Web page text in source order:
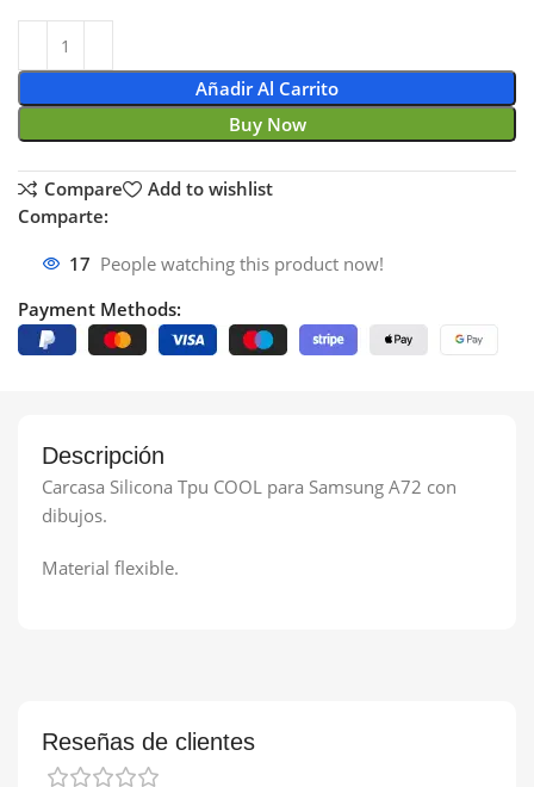
Añadir Al Carrito
Buy Now
Compare
Add to wishlist
Comparte:
17 People watching this product now!
Payment Methods:
Descripción
Carcasa Silicona Tpu COOL para Samsung A72 con
dibujos.
Material flexible.
Reseñas de clientes